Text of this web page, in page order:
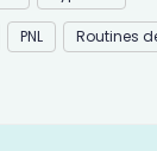
PNL Routines